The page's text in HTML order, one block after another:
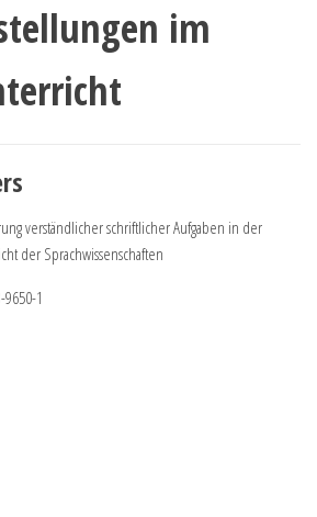
im
verständlicher schriftlicher Aufgaben in der
der Sprachwissenschaften
1